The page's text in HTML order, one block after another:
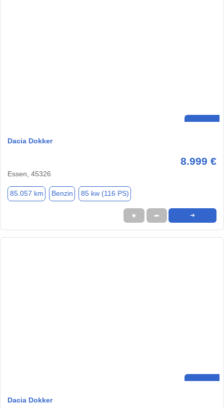
Dacia Dokker
8.999 €
Essen, 45326
85.057 km Benzin 85 kw (116 PS)
★ ➦ ➜
Dacia Dokker